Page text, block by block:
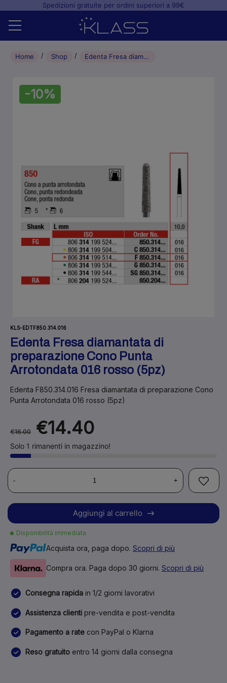
Spedizioni gratuite per ordini superiori a 99€
Home
Studio odontoiatrico
Home Shop Edenta Fresa diamantata di preparazione Cono Punta Arrotondata 016 rosso (5pz)
-10%
KLS-EDTF850.314.016
Edenta Fresa diamantata di
preparazione Cono Punta
Arrotondata 016 rosso (5pz)
Edenta F850.314.016 Fresa diamantata di preparazione Cono
Punta Arrotondata 016 rosso (5pz)
€16.00 €14.40
Solo 1 rimanenti in magazzino!
- +
Aggiungi al carrello
Disponibilità immediata
Acquista ora, paga dopo. Scopri di più
Compra ora. Paga dopo 30 giorni. Scopri di più
Consegna rapida in 1/2 giorni lavorativi
Assistenza clienti pre-vendita e post-vendita
Pagamento a rate con PayPal o Klarna
Reso gratuito entro 14 giorni dalla consegna